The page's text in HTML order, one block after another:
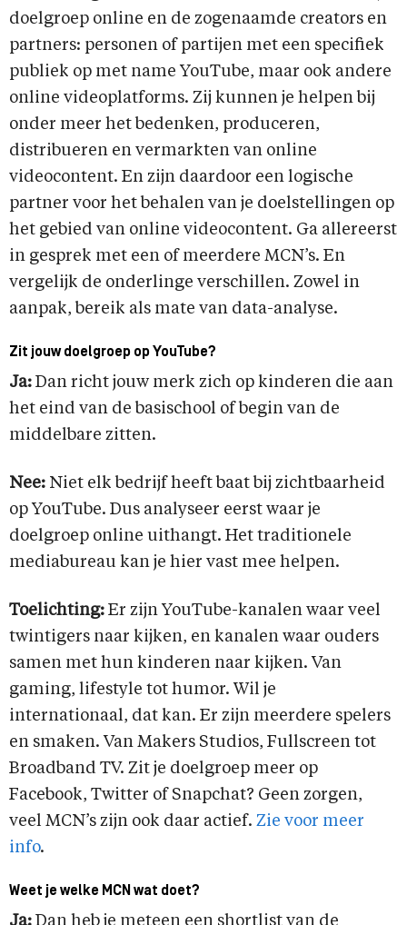
doelgroep online en de zogenaamde creators en
partners: personen of partijen met een specifiek
publiek op met name YouTube, maar ook andere
online videoplatforms. Zij kunnen je helpen bij
onder meer het bedenken, produceren,
distribueren en vermarkten van online
videocontent. En zijn daardoor een logische
partner voor het behalen van je doelstellingen op
het gebied van online videocontent. Ga allereerst
in gesprek met een of meerdere MCN’s. En
vergelijk de onderlinge verschillen. Zowel in
aanpak, bereik als mate van data-analyse.
Zit jouw doelgroep op YouTube?
Ja: Dan richt jouw merk zich op kinderen die aan
het eind van de basischool of begin van de
middelbare zitten.
Nee: Niet elk bedrijf heeft baat bij zichtbaarheid
op YouTube. Dus analyseer eerst waar je
doelgroep online uithangt. Het traditionele
mediabureau kan je hier vast mee helpen.
Toelichting: Er zijn YouTube-kanalen waar veel
twintigers naar kijken, en kanalen waar ouders
samen met hun kinderen naar kijken. Van
gaming, lifestyle tot humor. Wil je
internationaal, dat kan. Er zijn meerdere spelers
en smaken. Van Makers Studios, Fullscreen tot
Broadband TV. Zit je doelgroep meer op
Facebook, Twitter of Snapchat? Geen zorgen,
veel MCN’s zijn ook daar actief. Zie voor meer
info.
Weet je welke MCN wat doet?
Ja: Dan heb je meteen een shortlist van de